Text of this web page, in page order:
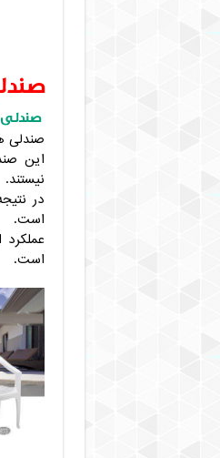
صندلی
صندلی
این
نیستند.
در
است.
است.